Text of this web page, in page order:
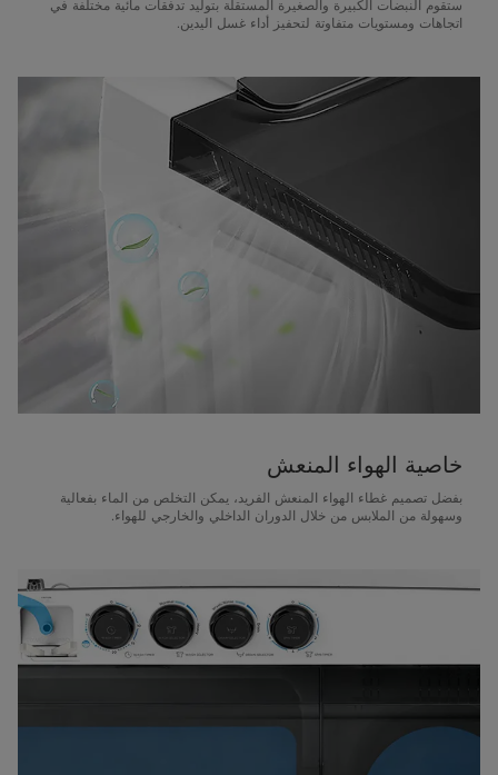
ستقوم النبضات الكبيرة والصغيرة المستقلة بتوليد تدفقات مائية مختلفة في
اتجاهات ومستويات متفاوتة لتحفيز أداء غسل اليدين.
خاصية الهواء المنعش
بفضل تصميم غطاء الهواء المنعش الفريد، يمكن التخلص من الماء بفعالية
وسهولة من الملابس من خلال الدوران الداخلي والخارجي للهواء.